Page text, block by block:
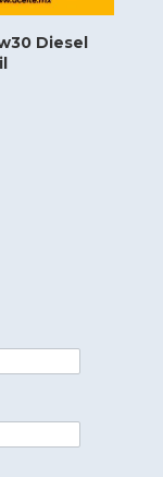
Diesel